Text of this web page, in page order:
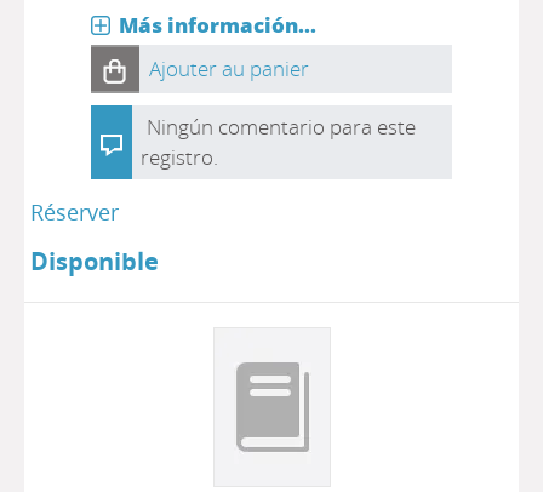
Más información...
Ajouter au panier
Ningún comentario para este
registro.
Réserver
Disponible